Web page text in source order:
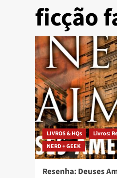
ficção
LIVROS & HQs
Livros:
NERD + GEEK
Resenha: Deuses